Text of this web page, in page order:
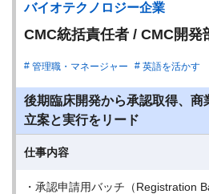
バイオテクノロジー企業
CMC統括責任者 / CMC開発
管理職・マネージャー 英語を活かす
後期臨床開発から承認取得、商
立案と実行をリード
仕事内容
・承認申請用バッチ（Registration